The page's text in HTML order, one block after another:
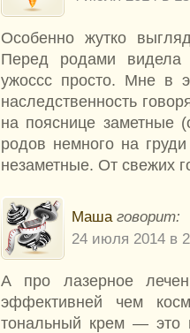
Особенно жутко
Перед родами видела
ужоссс просто. Мне в
наследственность
на пояснице заметные
родов немного на
незаметные. От свежих
Маша говорит:
24 июля 2014 в
А про лазерное
эффективней чем
тональный крем — это